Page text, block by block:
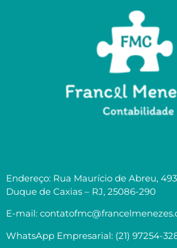
Endereço: Rua Maurício de Abreu,
Duque de Caxias – RJ, 25086-290
E-mail:
WhatsApp Empresarial: (21) 97254-